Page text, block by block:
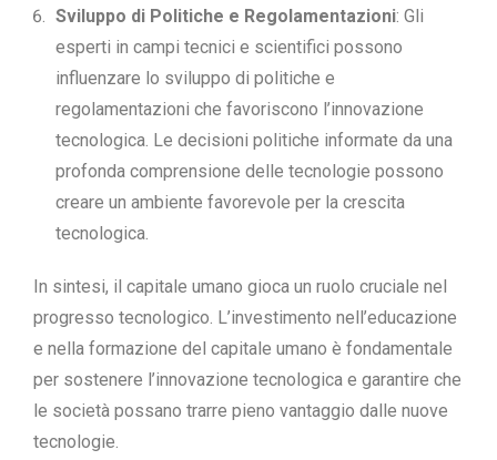
Sviluppo di Politiche e Regolamentazioni: Gli
esperti in campi tecnici e scientifici possono
influenzare lo sviluppo di politiche e
regolamentazioni che favoriscono l’innovazione
tecnologica. Le decisioni politiche informate da una
profonda comprensione delle tecnologie possono
creare un ambiente favorevole per la crescita
tecnologica.
In sintesi, il capitale umano gioca un ruolo cruciale nel
progresso tecnologico. L’investimento nell’educazione
e nella formazione del capitale umano è fondamentale
per sostenere l’innovazione tecnologica e garantire che
le società possano trarre pieno vantaggio dalle nuove
tecnologie.